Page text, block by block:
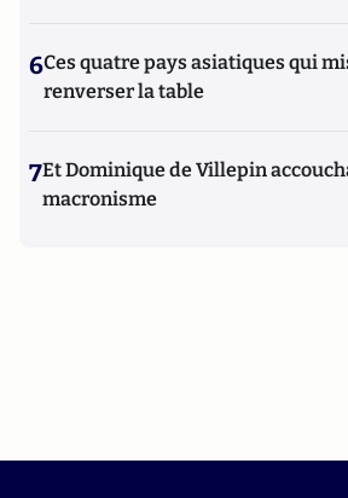
6Ces quatre pays asiatiques qui
renverser la table
7Et Dominique de Villepin
macronisme